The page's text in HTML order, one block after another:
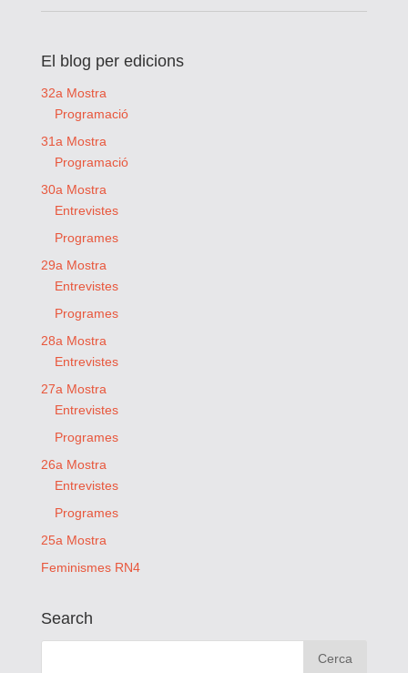
El blog per edicions
32a Mostra
Programació
31a Mostra
Programació
30a Mostra
Entrevistes
Programes
29a Mostra
Entrevistes
Programes
28a Mostra
Entrevistes
27a Mostra
Entrevistes
Programes
26a Mostra
Entrevistes
Programes
25a Mostra
Feminismes RN4
Search